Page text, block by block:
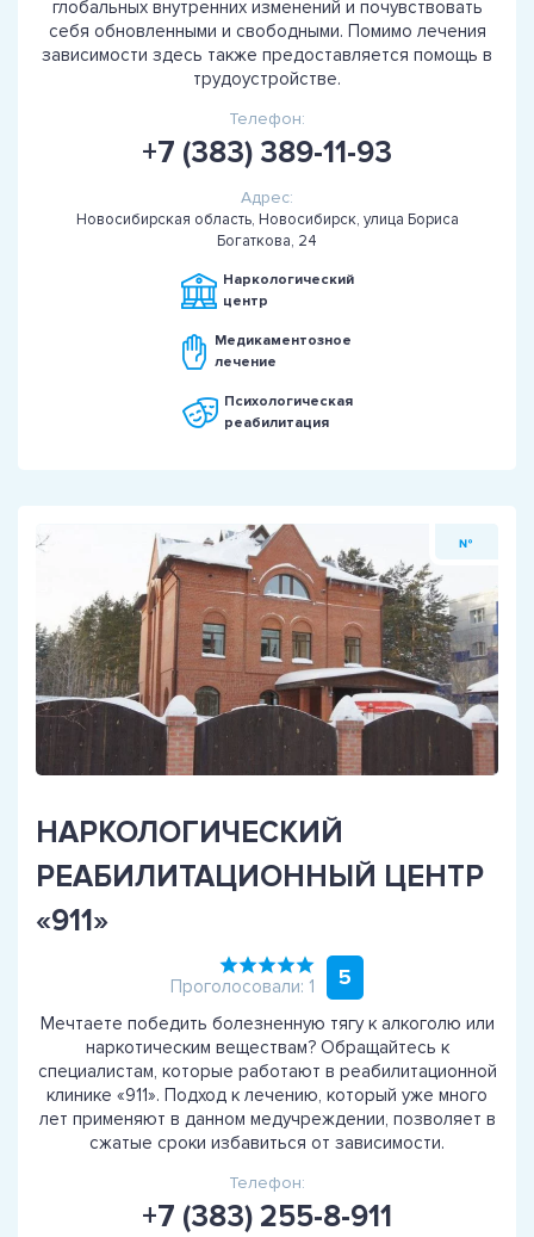
глобальных внутренних изменений и почувствовать
себя обновленными и свободными. Помимо лечения
зависимости здесь также предоставляется помощь в
трудоустройстве.
Телефон:
+7 (383) 389-11-93
Адрес:
Новосибирская область, Новосибирск, улица Бориса
Богаткова, 24
Наркологический
центр
Медикаментозное
лечение
Психологическая
реабилитация
№
НАРКОЛОГИЧЕСКИЙ
РЕАБИЛИТАЦИОННЫЙ ЦЕНТР
«911»
Проголосовали: 1 5
Мечтаете победить болезненную тягу к алкоголю или
наркотическим веществам? Обращайтесь к
специалистам, которые работают в реабилитационной
клинике «911». Подход к лечению, который уже много
лет применяют в данном медучреждении, позволяет в
сжатые сроки избавиться от зависимости.
Телефон:
+7 (383) 255-8-911